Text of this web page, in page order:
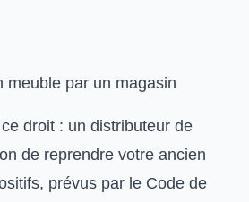
meuble par un magasin
droit : un distributeur de
de reprendre votre ancien
prévus par le Code de